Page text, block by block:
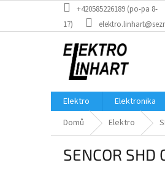
obsah
+420585226189 (po-pa 8-
17)
Elektro Elektronika
Domů
Elektro
SENCOR